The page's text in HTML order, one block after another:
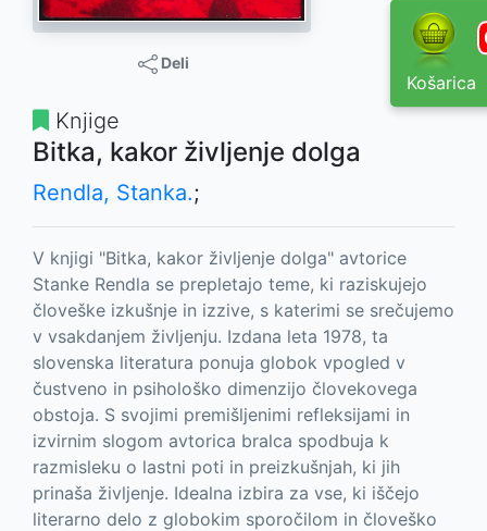
Košarica
Deli
Knjige
Bitka, kakor življenje dolga
Rendla, Stanka.;
V knjigi "Bitka, kakor življenje dolga" avtorice
Stanke Rendla se prepletajo teme, ki raziskujejo
človeške izkušnje in izzive, s katerimi se srečujemo
v vsakdanjem življenju. Izdana leta 1978, ta
slovenska literatura ponuja globok vpogled v
čustveno in psihološko dimenzijo človekovega
obstoja. S svojimi premišljenimi refleksijami in
izvirnim slogom avtorica bralca spodbuja k
razmisleku o lastni poti in preizkušnjah, ki jih
prinaša življenje. Idealna izbira za vse, ki iščejo
literarno delo z globokim sporočilom in človeško